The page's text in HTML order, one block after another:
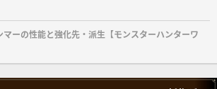
マーの性能と強化先・派生【モンスターハンターワ